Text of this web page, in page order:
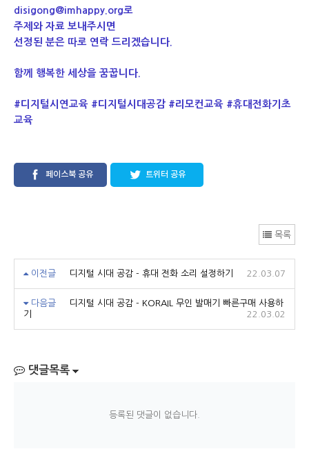
disigong@imhappy.org로
주제와 자료 보내주시면
선정된 분은 따로 연락 드리겠습니다.
함께 행복한 세상을 꿈꿉니다.
#디지털시연교육 #디지털시대공감 #리모컨교육 #휴대전화기초
교육
페이스북 공유 트위터 공유
목록
이전글 디지털 시대 공감 - 휴대 전화 소리 설정하기 22.03.07
다음글
디지털 시대 공감 - KORAIL 무인 발매기 빠른구매 사용하
기
22.03.02
댓글목록
등록된 댓글이 없습니다.